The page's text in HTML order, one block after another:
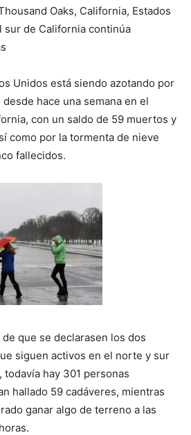
Oaks, California, Estados
sur de California continúa
Unidos está siendo azotando por
hace una semana en el
con un saldo de 59 muertos y
como por la tormenta de nieve
fallecidos.
que se declarasen los dos
siguen activos en el norte y sur
todavía hay 301 personas
hallado 59 cadáveres, mientras
ganar algo de terreno a las